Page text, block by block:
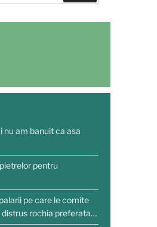
nu am banuit ca asa
pentru
pe care le comite
rochia preferata…